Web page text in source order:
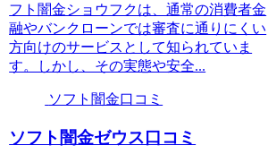
フト闇金ショウフクは、通常の消費者金
融やバンクローンでは審査に通りにくい
方向けのサービスとして知られていま
す。しかし、その実態や安全...
ソフト闇金口コミ
ソフト闇金ゼウス口コミ